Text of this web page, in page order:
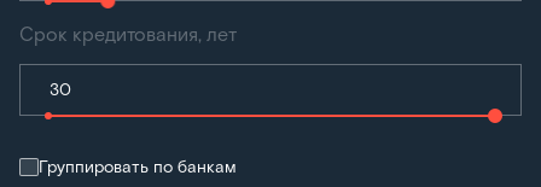
Срок кредитования, лет
Группировать по банкам